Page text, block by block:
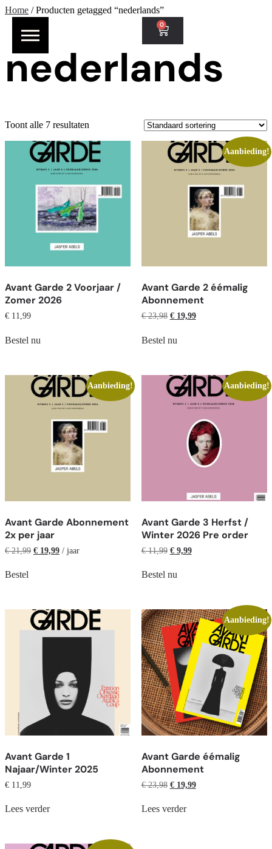
0
Home / Producten getagged “nederlands”
nederlands
Toont alle 7 resultaten
Avant Garde 2 Voorjaar /
Zomer 2026
€ 11,99
Bestel nu
Aanbieding!
Avant Garde 2 éémalig
Abonnement
€23,98 €19,99
Bestel nu
Aanbieding!
Avant Garde Abonnement
2x per jaar
€21,99 € 19,99 / jaar
Bestel
Aanbieding!
Avant Garde 3 Herfst /
Winter 2026 Pre order
€11,99 €9,99
Bestel nu
Avant Garde 1
Najaar/Winter 2025
€ 11,99
Lees verder
Aanbieding!
Avant Garde éémalig
Abonnement
€23,98 €19,99
Lees verder